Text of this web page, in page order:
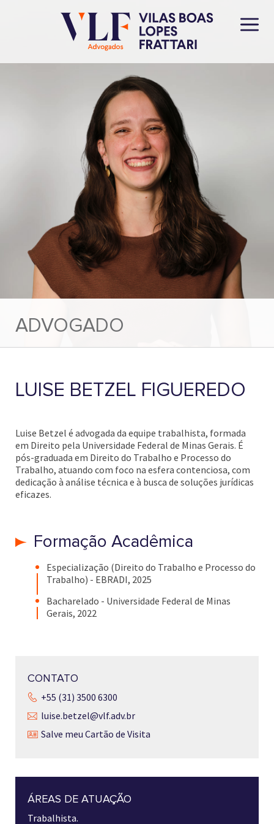
ADVOGADO
LUISE BETZEL FIGUEREDO
Luise Betzel é advogada da equipe trabalhista, formada
em Direito pela Universidade Federal de Minas Gerais. É
pós-graduada em Direito do Trabalho e Processo do
Trabalho, atuando com foco na esfera contenciosa, com
dedicação à análise técnica e à busca de soluções jurídicas
eficazes.
Formação Acadêmica
Especialização (Direito do Trabalho e Processo do
Trabalho) - EBRADI, 2025
Bacharelado - Universidade Federal de Minas
Gerais, 2022
CONTATO
+55 (31) 3500 6300
luise.betzel@vlf.adv.br
Salve meu Cartão de Visita
ÁREAS DE ATUAÇÃO
Trabalhista.